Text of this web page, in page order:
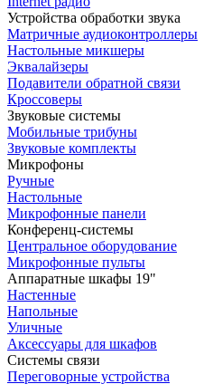
Устройства обработки звука
Матричные аудиоконтроллеры
Настольные микшеры
Эквалайзеры
Подавители обратной связи
Кроссоверы
Звуковые системы
Мобильные трибуны
Звуковые комплекты
Микрофоны
Ручные
Настольные
Микрофонные панели
Конференц-системы
Центральное оборудование
Микрофонные пульты
Аппаратные шкафы 19"
Настенные
Напольные
Уличные
Аксессуары для шкафов
Системы связи
Переговорные устройства